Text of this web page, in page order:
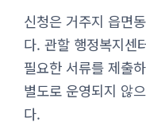
신청은 거주지 읍면
다. 관할 행정복지센
필요한 서류를 제출
별도로 운영되지 않
다.